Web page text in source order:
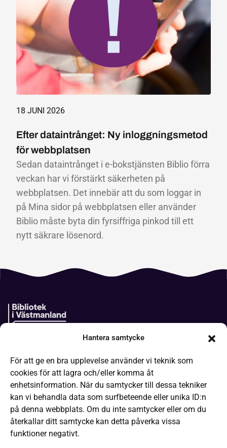
Hantera samtycke
För att ge en bra upplevelse använder vi teknik som
cookies för att lagra och/eller komma åt
enhetsinformation. När du samtycker till dessa tekniker
kan vi behandla data som surfbeteende eller unika ID:n
på denna webbplats. Om du inte samtycker eller om du
återkallar ditt samtycke kan detta påverka vissa
funktioner negativt.
18 JUNI 2026
Efter dataintrånget: Ny inloggningsmetod
för webbplatsen
Sedan dataintrånget i e-bokstjänsten Biblio förra
veckan har vi förstärkt säkerheten på
webbplatsen. Det innebär att du som loggar in
på Mina sidor på webbplatsen eller använder
Biblio måste byta din fyrsiffriga pinkod till ett
nytt säkrare lösenord.
It-hjälp
Läsa på olika sätt
Frågor och svar
Låneregler